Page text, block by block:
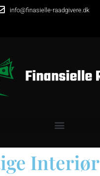
info@finasielle-raadgivere.dk
Interiør